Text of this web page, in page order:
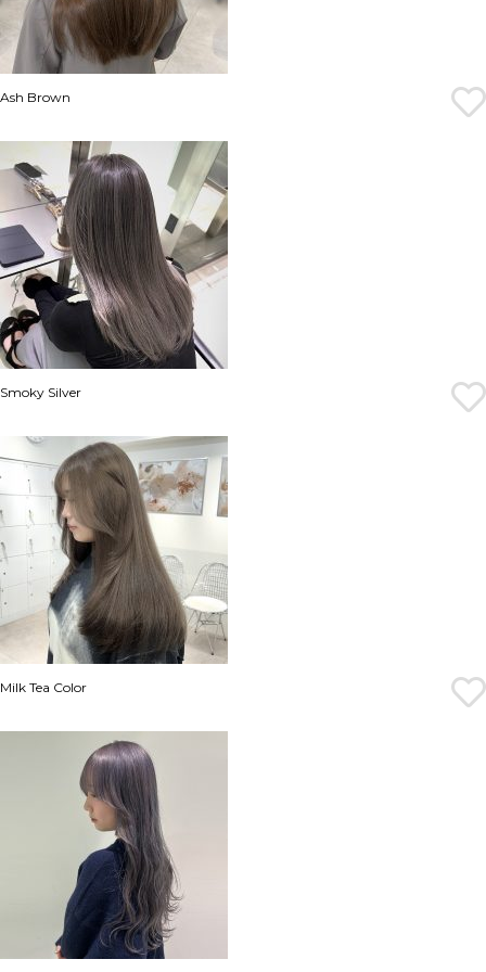
Ash Brown
Smoky Silver
Milk Tea Color